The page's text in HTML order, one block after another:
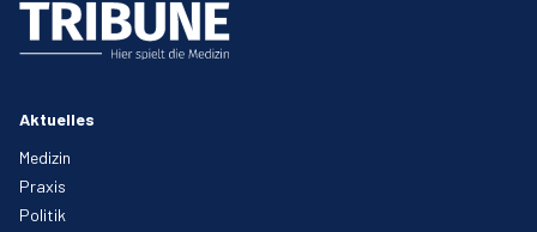
Aktuelles
Medizin
Praxis
Politik